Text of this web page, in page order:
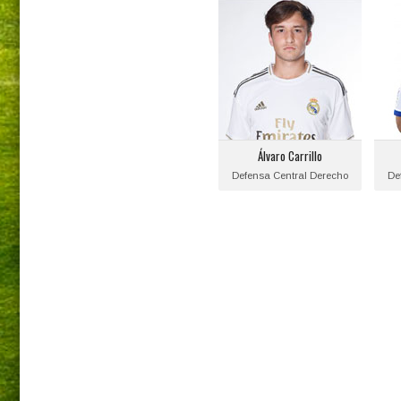
Álvaro Carrillo
Defensa Central Derecho
Álvaro Carrillo
Posición:
Defensa Central Derecho
Fecha de nacimiento:
2002-04-06
Equipo actual: